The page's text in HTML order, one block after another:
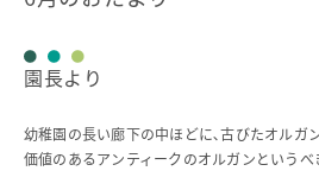
園長より
幼稚園の長い廊下の中ほどに､古びたオルガ
価値のあるアンティークのオルガンという